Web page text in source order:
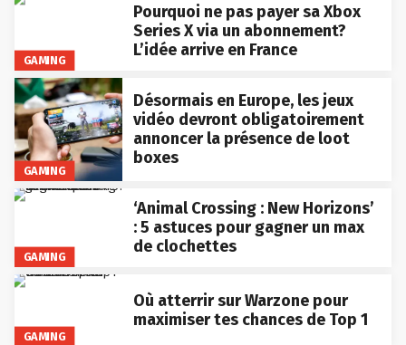
GAMING
Pourquoi ne pas payer sa Xbox
Series X via un abonnement?
L’idée arrive en France
GAMING
Désormais en Europe, les jeux
vidéo devront obligatoirement
annoncer la présence de loot
boxes
GAMING
‘Animal Crossing : New Horizons’
: 5 astuces pour gagner un max
de clochettes
GAMING
Où atterrir sur Warzone pour
maximiser tes chances de Top 1